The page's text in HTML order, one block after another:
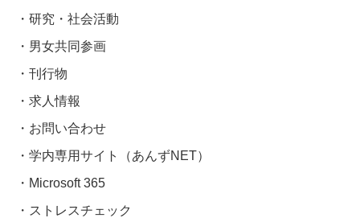
研究・社会活動
男女共同参画
刊行物
求人情報
お問い合わせ
学内専用サイト（あんずNET）
Microsoft 365
ストレスチェック